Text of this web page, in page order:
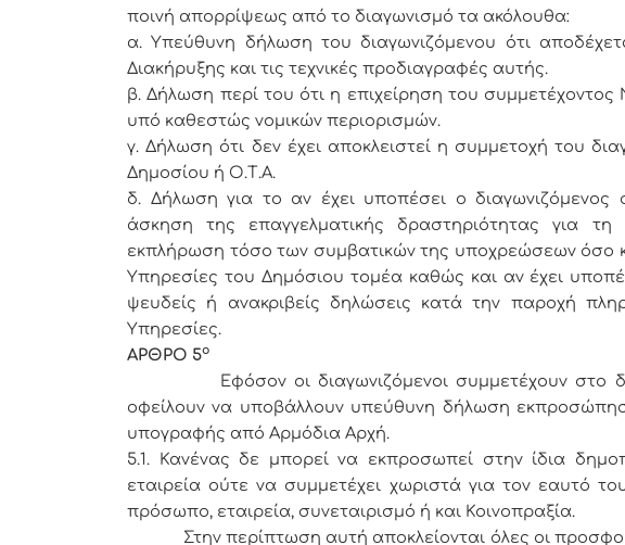
ποινή απορρίψεως από το διαγωνισμό τα ακόλουθα:
α. Υπεύθυνη δήλωση του διαγωνιζόμενου ότι
Διακήρυξης και τις τεχνικές προδιαγραφές αυτής.
β. Δήλωση περί του ότι η επιχείρηση του
υπό καθεστώς νομικών περιορισμών.
γ. Δήλωση ότι δεν έχει αποκλειστεί η συμμετοχή του
Δημοσίου ή Ο.Τ.Α.
δ. Δήλωση για το αν έχει υποπέσει ο
άσκηση της επαγγελματικής δραστηριότητας για τη
εκπλήρωση τόσο των συμβατικών της υποχρεώσεων όσο
Υπηρεσίες του Δημόσιου τομέα καθώς και αν έχει
ψευδείς ή ανακριβείς δηλώσεις κατά την παροχή
Υπηρεσίες.
ΑΡΘΡΟ 5ο
Εφόσον οι διαγωνιζόμενοι συμμετέχουν στο
οφείλουν να υποβάλλουν υπεύθυνη δήλωση
υπογραφής από Αρμόδια Αρχή.
5.1. Κανένας δε μπορεί να εκπροσωπεί στην ίδια
εταιρεία ούτε να συμμετέχει χωριστά για τον εαυτό
πρόσωπο, εταιρεία, συνεταιρισμό ή και Κοινοπραξία.
Στην περίπτωση αυτή αποκλείονται όλες οι